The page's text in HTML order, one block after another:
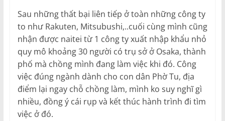
Sau những thất bại liên tiếp ở toàn những công ty
to như Rakuten, Mitsubushi,..cuối cùng mình cũng
nhận được naitei từ 1 công ty xuất nhập khẩu nhỏ
quy mô khoảng 30 người có trụ sở ở Osaka, thành
phố mà chồng mình đang làm việc khi đó. Công
việc đúng ngành dành cho con dân Phờ Tu, địa
điểm lại ngay chỗ chồng làm, mình ko suy nghĩ gì
nhiều, đồng ý cái rụp và kết thúc hành trình đi tìm
việc ở đó.